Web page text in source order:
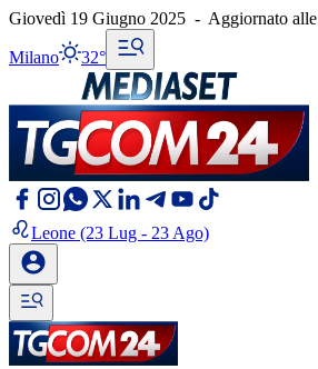
Giovedì 19 Giugno 2025 - Aggiornato alle
Milano 32°
Leone (23 Lug - 23 Ago)